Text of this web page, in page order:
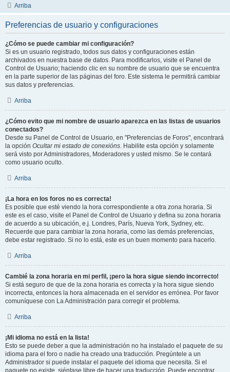
Arriba
Preferencias de usuario y configuraciones
¿Cómo se puede cambiar mi configuración?
Si es un usuario registrado, todos sus datos y configuraciones están
archivados en nuestra base de datos. Para modificarlos, visite el Panel de
Control de Usuario; haciendo clic en su nombre de usuario que se encuentra
en la parte superior de las páginas del foro. Este sistema le permitirá cambiar
sus datos y preferencias.
Arriba
¿Cómo evito que mi nombre de usuario aparezca en las listas de usuarios
conectados?
Desde su Panel de Control de Usuario, en "Preferencias de Foros", encontrará
la opción Ocultar mi estado de conexións. Habilite esta opción y solamente
será visto por Administradores, Moderadores y usted mismo. Se le contará
como usuario oculto.
Arriba
¡La hora en los foros no es correcta!
Es posible que esté viendo la hora correspondiente a otra zona horaria. Si
este es el caso, visite el Panel de Control de Usuario y defina su zona horaria
de acuerdo a su ubicación, e.j. Londres, París, Nueva York, Sydney, etc.
Recuerde que para cambiar la zona horaria, como las demás preferencias,
debe estar registrado. Si no lo está, este es un buen momento para hacerlo.
Arriba
Cambié la zona horaria en mi perfil, ¡pero la hora sigue siendo incorrecto!
Si está seguro de que de la zona horaria es correcta y la hora sigue siendo
incorrecta, entonces la hora almacenada en el servidor es errónea. Por favor
comuníquese con La Administración para corregir el problema.
Arriba
¡Mi idioma no está en la lista!
Esto se puede deber a que la administración no ha instalado el paquete de su
idioma para el foro o nadie ha creado una traducción. Pregúntele a un
Administrador si puede instalar el paquete del idioma que necesita. Si el
paquete no existe, siéntase libre de hacer una traducción. Puede encontrar